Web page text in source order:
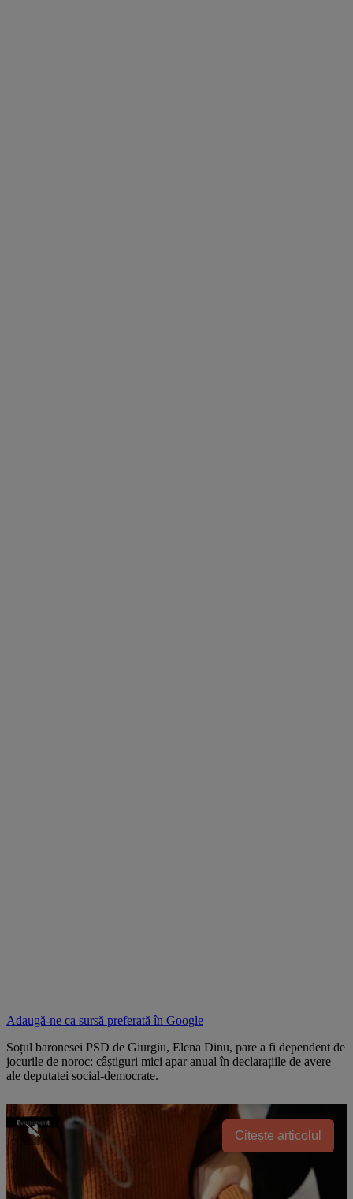
Adaugă-ne ca sursă preferată în Google
Soțul baronesei PSD de Giurgiu, Elena Dinu, pare a fi dependent de
jocurile de noroc: câștiguri mici apar anual în declarațiile de avere
ale deputatei social-democrate.
Citește articolul